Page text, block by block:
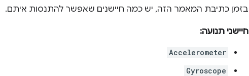
בזמן כתיבת המאמר הזה, יש כמה חיישנים שאפשר להתנסות איתם.
חיישני תנועה:
Accelerometer
Gyroscope